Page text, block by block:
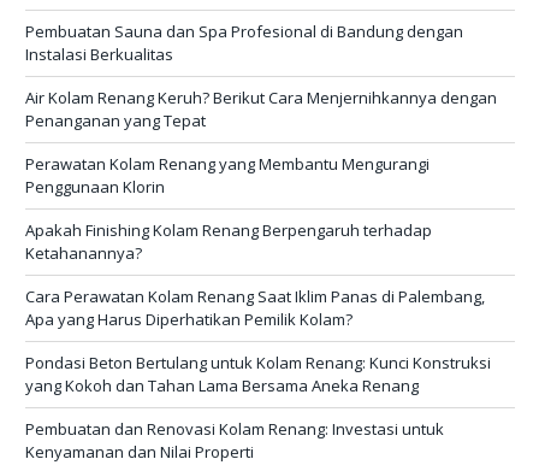
Pembuatan Sauna dan Spa Profesional di Bandung dengan
Instalasi Berkualitas
Air Kolam Renang Keruh? Berikut Cara Menjernihkannya dengan
Penanganan yang Tepat
Perawatan Kolam Renang yang Membantu Mengurangi
Penggunaan Klorin
Apakah Finishing Kolam Renang Berpengaruh terhadap
Ketahanannya?
Cara Perawatan Kolam Renang Saat Iklim Panas di Palembang,
Apa yang Harus Diperhatikan Pemilik Kolam?
Pondasi Beton Bertulang untuk Kolam Renang: Kunci Konstruksi
yang Kokoh dan Tahan Lama Bersama Aneka Renang
Pembuatan dan Renovasi Kolam Renang: Investasi untuk
Kenyamanan dan Nilai Properti